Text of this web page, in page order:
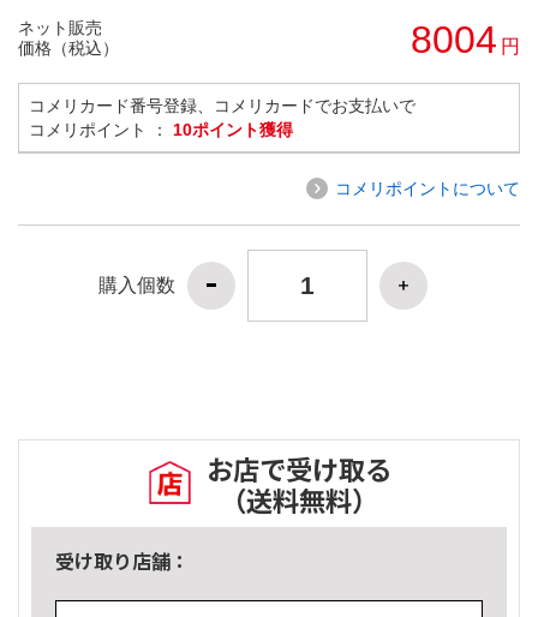
ネット販売
価格（税込）
8004 円
コメリカード番号登録、コメリカードでお支払いで
コメリポイント ： 10ポイント獲得
コメリポイントについて
購入個数
お店で受け取る
（送料無料）
受け取り店舗：